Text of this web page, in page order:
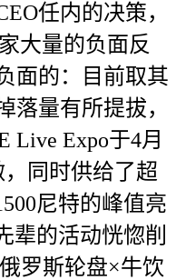
任内的决策，
大量的负面反
面的：目前取其
落量有所提拔，
Live Expo于4月
同时供给了超
尼特的峰值亮
辈的活动恍惚削
罗斯轮盘×牛饮